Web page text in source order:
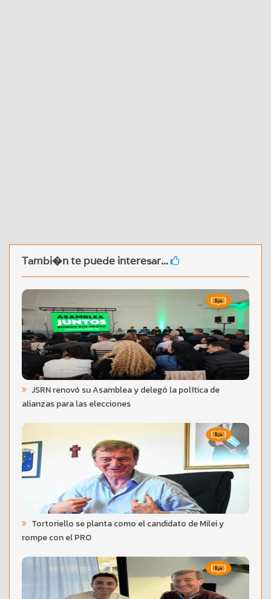
Tambi�n te puede interesar...
JSRN renovó su Asamblea y delegó la política de
alianzas para las elecciones
Tortoriello se planta como el candidato de Milei y
rompe con el PRO